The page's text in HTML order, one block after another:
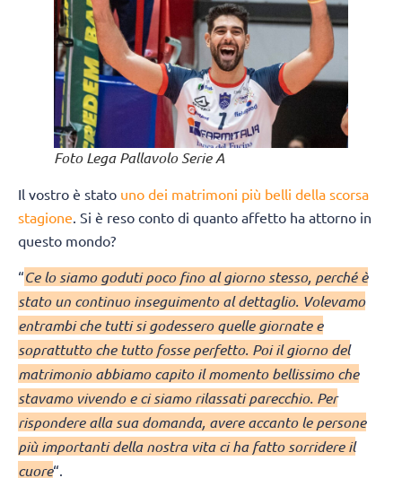
Foto Lega Pallavolo Serie A
Il vostro è stato uno dei matrimoni più belli della scorsa
stagione . Si è reso conto di quanto affetto ha attorno in
questo mondo?
“Ce lo siamo goduti poco fino al giorno stesso, perché è
stato un continuo inseguimento al dettaglio. Volevamo
entrambi che tutti si godessero quelle giornate e
soprattutto che tutto fosse perfetto. Poi il giorno del
matrimonio abbiamo capito il momento bellissimo che
stavamo vivendo e ci siamo rilassati parecchio. Per
rispondere alla sua domanda, avere accanto le persone
più importanti della nostra vita ci ha fatto sorridere il
cuore“.